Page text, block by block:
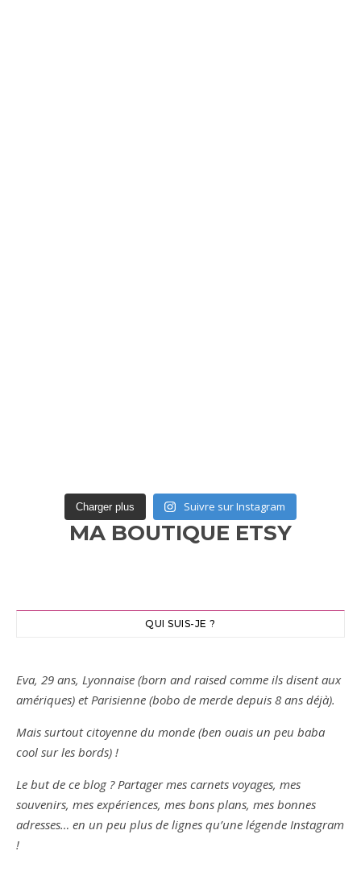
Charger plus Suivre sur Instagram
MA BOUTIQUE ETSY
QUI SUIS-JE ?
Eva, 29 ans, Lyonnaise (born and raised comme ils disent aux
amériques) et Parisienne (bobo de merde depuis 8 ans déjà).
Mais surtout citoyenne du monde (ben ouais un peu baba
cool sur les bords) !
Le but de ce blog ? Partager mes carnets voyages, mes
souvenirs, mes expériences, mes bons plans, mes bonnes
adresses… en un peu plus de lignes qu’une légende Instagram
!